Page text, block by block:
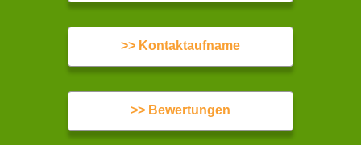
>> Kontaktaufname
>> Bewertungen